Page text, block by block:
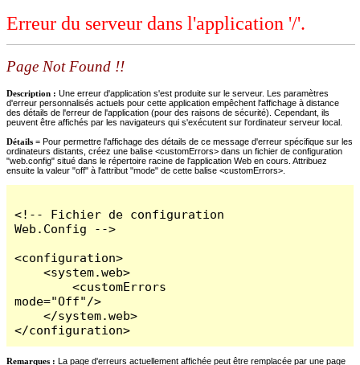
Erreur du serveur dans l'application '/'.
Page Not Found !!
Description : Une erreur d'application s'est produite sur le serveur. Les paramètres
d'erreur personnalisés actuels pour cette application empêchent l'affichage à distance
des détails de l'erreur de l'application (pour des raisons de sécurité). Cependant, ils
peuvent être affichés par les navigateurs qui s'exécutent sur l'ordinateur serveur local.
Détails = Pour permettre l'affichage des détails de ce message d'erreur spécifique sur les
ordinateurs distants, créez une balise <customErrors> dans un fichier de configuration
"web.config" situé dans le répertoire racine de l'application Web en cours. Attribuez
ensuite la valeur "off" à l'attribut "mode" de cette balise <customErrors>.
<!-- Fichier de configuration
Web.Config -->
<configuration>
    <system.web>
        <customErrors
mode="Off"/>
    </system.web>
</configuration>
Remarques : La page d'erreurs actuellement affichée peut être remplacée par une page